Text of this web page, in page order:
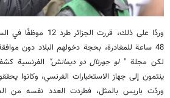
وردًا على ذلك، قررت
48 ساعة للمغادرة، بحجة دخولهم البلاد دون
لكن مجلة "لو جورنال دو ديمانش" الفرنسية
ينتمون إلى جهاز الاستخبارات الفرنسي، وكانوا
وردّت باريس بالمثل، فطردت العدد نفسه من